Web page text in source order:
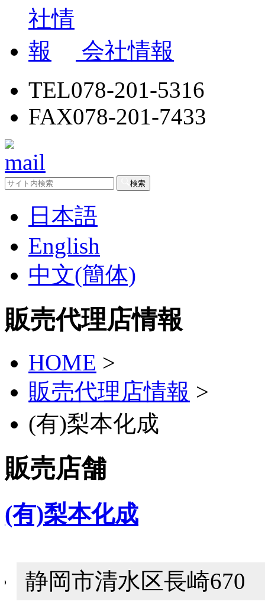
会社情報
TEL078-201-5316
FAX078-201-7433
検索
日本語
English
中文(簡体)
販売代理店情報
HOME >
販売代理店情報 >
(有)梨本化成
販売店舗
(有)梨本化成
静岡市清水区長崎670